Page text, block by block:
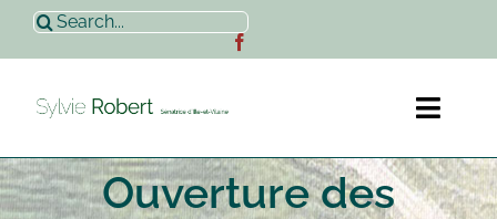
Passer
contenu
Rechercher:
Accueil
Ouverture des